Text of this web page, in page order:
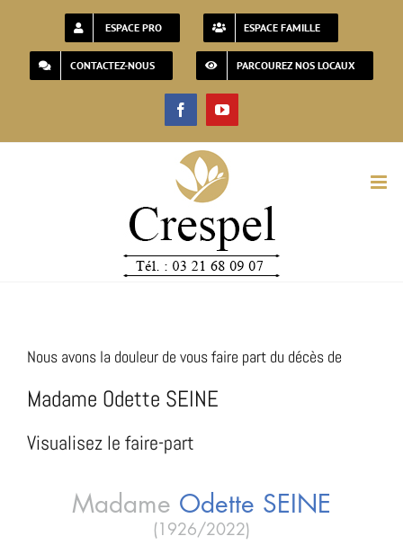
contenu
ESPACE PRO ESPACE FAMILLE
CONTACTEZ-NOUS PARCOUREZ NOS LOCAUX
FacebookYouTube
Nous avons la douleur de vous faire part du décès de
Madame Odette SEINE
Visualisez le faire-part